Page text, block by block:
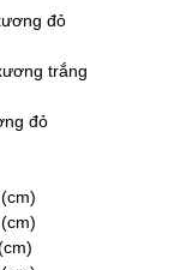
đỏ
trắng
đỏ